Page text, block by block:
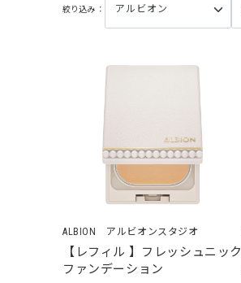
絞り込み
ALBION アルビオンスタジオ
【レフィル 】フレッシュニック
ファンデーション